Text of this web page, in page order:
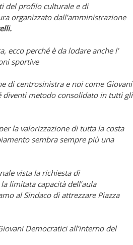
del profilo culturale e di
organizzato dall’amministrazione
ecco perché è da lodare anche l’
sportive
di centrosinistra e noi come Giovani
metodo consolidato in tutti gli
la valorizzazione di tutta la costa
sembra sempre più una
vista la richiesta di
limitata capacità dell’aula
al Sindaco di attrezzare Piazza
Democratici all’interno del